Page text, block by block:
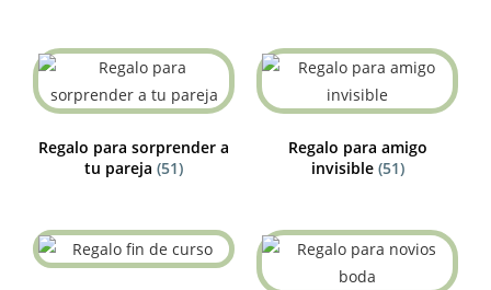
Regalo para sorprender a
tu pareja (51)
Regalo para amigo
invisible (51)